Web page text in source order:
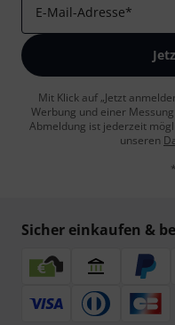
E-Mail-Adresse*
Mit Klick auf „Jetzt
Werbung und einer
Abmeldung ist jederzeit
unseren
Sicher einkaufen &